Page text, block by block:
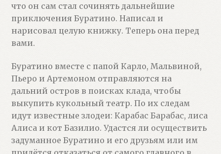
что он сам стал сочинять дальнейшие
приключения Буратино. Написал и
нарисовал целую книжку. Теперь она перед
вами.
Буратино вместе с папой Карло, Мальвиной,
Пьеро и Артемоном отправляются на
дальний остров в поисках клада, чтобы
выкупить кукольный театр. По их следам
идут известные злодеи: Карабас Барабас, лиса
Алиса и кот Базилио. Удастся ли осуществить
задуманное Буратино и его друзьям или им